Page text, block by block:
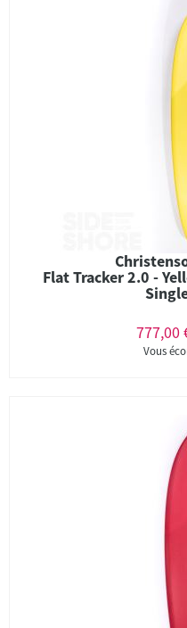
Flat Tracker 2.0 -
777,00
Vous